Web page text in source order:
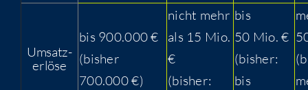
Umsatz­
er­lö­se
bis 900.000 €
(bis­her
700.000 €)
nicht mehr
als 15 Mio.
€
(bis­her:
bis
50 Mio. €
(bis­her:
bis